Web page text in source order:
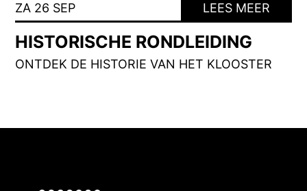
ZA 26 SEP LEES MEER
HISTORISCHE RONDLEIDING
ONTDEK DE HISTORIE VAN HET KLOOSTER